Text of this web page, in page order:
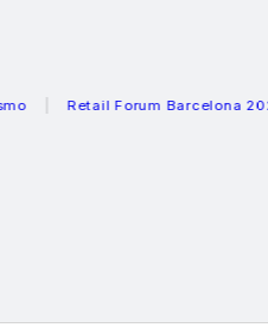
Retail Forum Barcelona 2026